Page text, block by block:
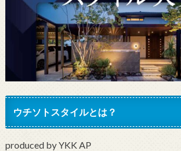
ウチソトスタイルとは？
produced by YKK AP